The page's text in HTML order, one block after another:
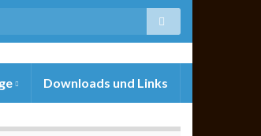
Downloads und Links